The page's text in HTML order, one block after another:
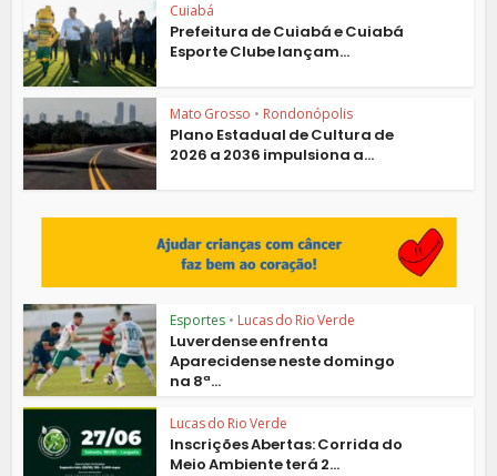
Cuiabá
Prefeitura de Cuiabá e Cuiabá
Esporte Clube lançam...
Mato Grosso • Rondonópolis
Plano Estadual de Cultura de
2026 a 2036 impulsiona a...
Esportes • Lucas do Rio Verde
Luverdense enfrenta
Aparecidense neste domingo
na 8ª...
Lucas do Rio Verde
Inscrições Abertas: Corrida do
Meio Ambiente terá 2...